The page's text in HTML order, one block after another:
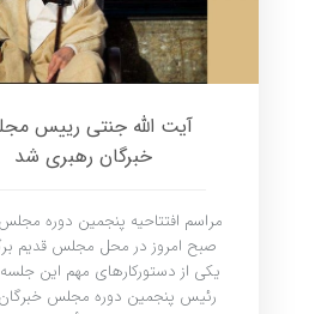
آیت الله جنتی رییس
خبرگان رهبری شد
مراسم افتتاحیه پنجمین دوره
صبح امروز در محل مجلس قدیم
یکی از دستورکارهای مهم این
رئیس پنجمین دوره مجلس